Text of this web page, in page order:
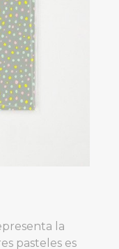
la
pasteles es